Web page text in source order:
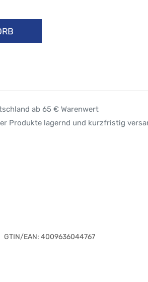
ab 65 € Warenwert
Produkte lagernd und kurzfristig
GTIN/EAN: 4009636044767